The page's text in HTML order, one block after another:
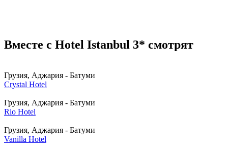
Вместе с Hotel Istanbul 3* смотрят
Грузия, Аджария - Батуми
Crystal Hotel
Грузия, Аджария - Батуми
Rio Hotel
Грузия, Аджария - Батуми
Vanilla Hotel